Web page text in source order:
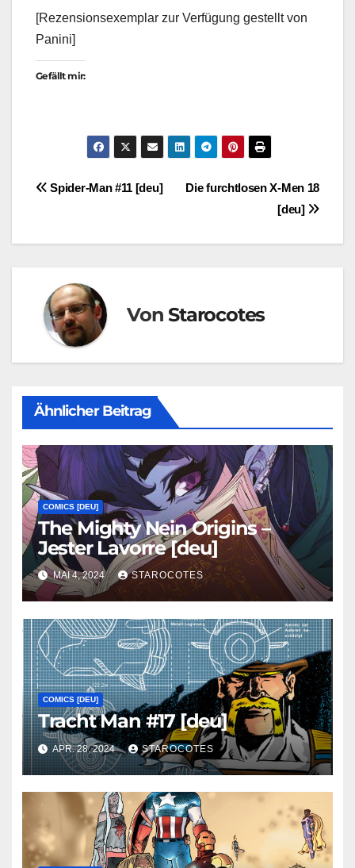
[Rezensionsexemplar zur Verfügung gestellt von
Panini]
Gefällt mir:
Beitragsnavigation
Die furchtlosen X-Men 18
[deu]
Spider-Man #11 [deu]
VonStarocotes
Ähnlicher Beitrag
COMICS [DEU]
The Mighty Nein Origins –
Jester Lavorre [deu]
MAI 4, 2024 STAROCOTES
COMICS [DEU]
Tracht Man #17 [deu]
APR. 28, 2024 STAROCOTES